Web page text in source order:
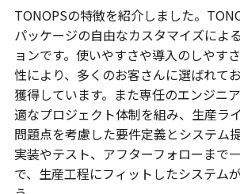
TONOPSの特徴を紹介しました。
パッケージの自由なカスタマイズによ
ョンです。使いやすさや導入のしやす
性により、多くのお客さんに選ばれて
獲得しています。また専任のエンジニ
適なプロジェクト体制を組み、生産ラ
問題点を考慮した要件定義とシステム
実装やテスト、アフターフォローまで
で、生産工程にフィットしたシステム